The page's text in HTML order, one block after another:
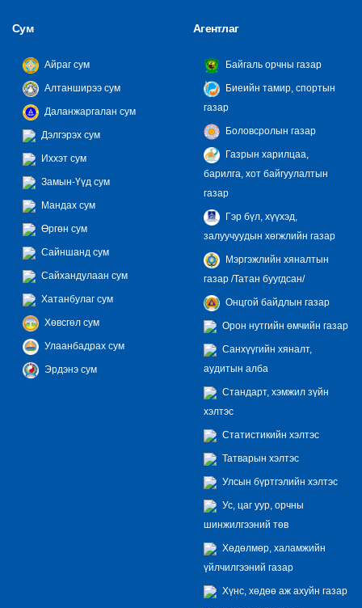
Сум
Айраг сум
Алтанширээ сум
Даланжаргалан сум
Дэлгэрэх сум
Иххэт сум
Замын-Үүд сум
Мандах сум
Өргөн сум
Сайншанд сум
Сайхандулаан сум
Хатанбулаг сум
Хөвсгөл сум
Улаанбадрах сум
Эрдэнэ сум
Агентлаг
Байгаль орчны газар
Биеийн тамир, спортын
газар
Боловсролын газар
Газрын харилцаа,
барилга, хот байгуулалтын
газар
Гэр бүл, хүүхэд,
залуучуудын хөгжлийн газар
Мэргэжлийн хяналтын
газар /Татан буугдсан/
Онцгой байдлын газар
Орон нутгийн өмчийн газар
Санхүүгийн хяналт,
аудитын алба
Стандарт, хэмжил зүйн
хэлтэс
Статистикийн хэлтэс
Татварын хэлтэс
Улсын бүртгэлийн хэлтэс
Ус, цаг уур, орчны
шинжилгээний төв
Хөдөлмөр, халамжийн
үйлчилгээний газар
Хүнс, хөдөө аж ахуйн газар